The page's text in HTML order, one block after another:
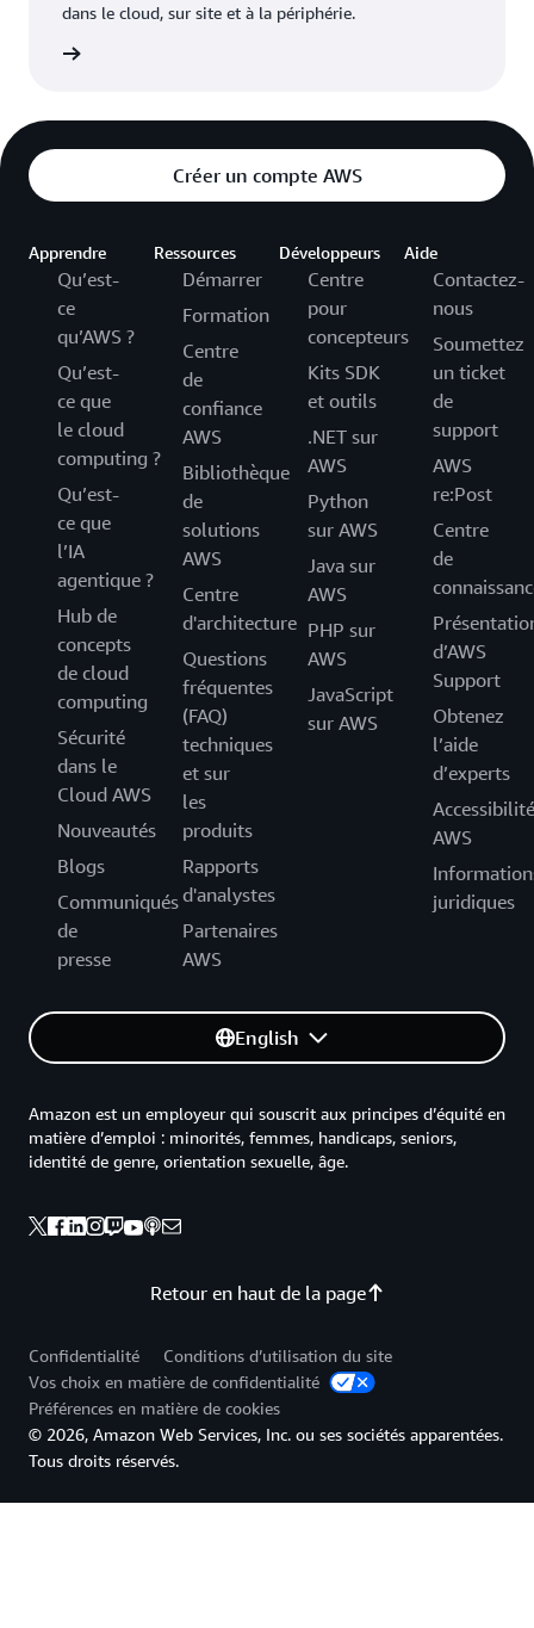
dans le cloud, sur site et à la périphérie.
Créer un compte AWS
Apprendre
Qu’est-
ce
qu’AWS ?
Qu’est-
ce que
le cloud
computing ?
Qu’est-
ce que
l’IA
agentique ?
Hub de
concepts
de cloud
computing
Sécurité
dans le
Cloud AWS
Nouveautés
Blogs
Communiqués
de
presse
Ressources
Démarrer
Formation
Centre
de
confiance
AWS
Bibliothèque
de
solutions
AWS
Centre
d'architecture
Questions
fréquentes
(FAQ)
techniques
et sur
les
produits
Rapports
d'analystes
Partenaires
AWS
Développeurs
Centre
pour
concepteurs
Kits SDK
et outils
.NET sur
AWS
Python
sur AWS
Java sur
AWS
PHP sur
AWS
JavaScript
sur AWS
Aide
Contactez-
nous
Soumettez
un ticket
de
support
AWS
re:Post
Centre
de
d’AWS
Support
Obtenez
l’aide
d’experts
Accessibilité
AWS
juridiques
English
Retour en haut de la page
Amazon est un employeur qui souscrit aux principes d’équité en
matière d’emploi : minorités, femmes, handicaps, seniors,
identité de genre, orientation sexuelle, âge.
Confidentialité
Conditions d’utilisation du site
Vos choix en matière de confidentialité
Préférences en matière de cookies
© 2026, Amazon Web Services, Inc. ou ses sociétés apparentées.
Tous droits réservés.